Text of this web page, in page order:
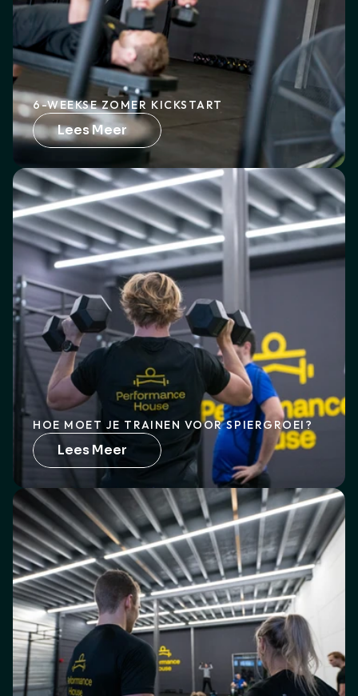
6-WEEKSE ZOMER KICKSTART
Lees Meer
HOE MOET JE TRAINEN VOOR SPIERGROEI?
Lees Meer